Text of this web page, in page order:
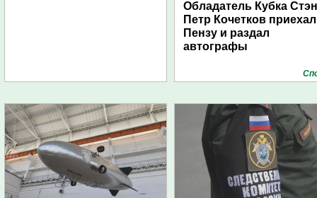
Обладатель Кубка
Петр Кочетков
Пензу и раздал
автографы